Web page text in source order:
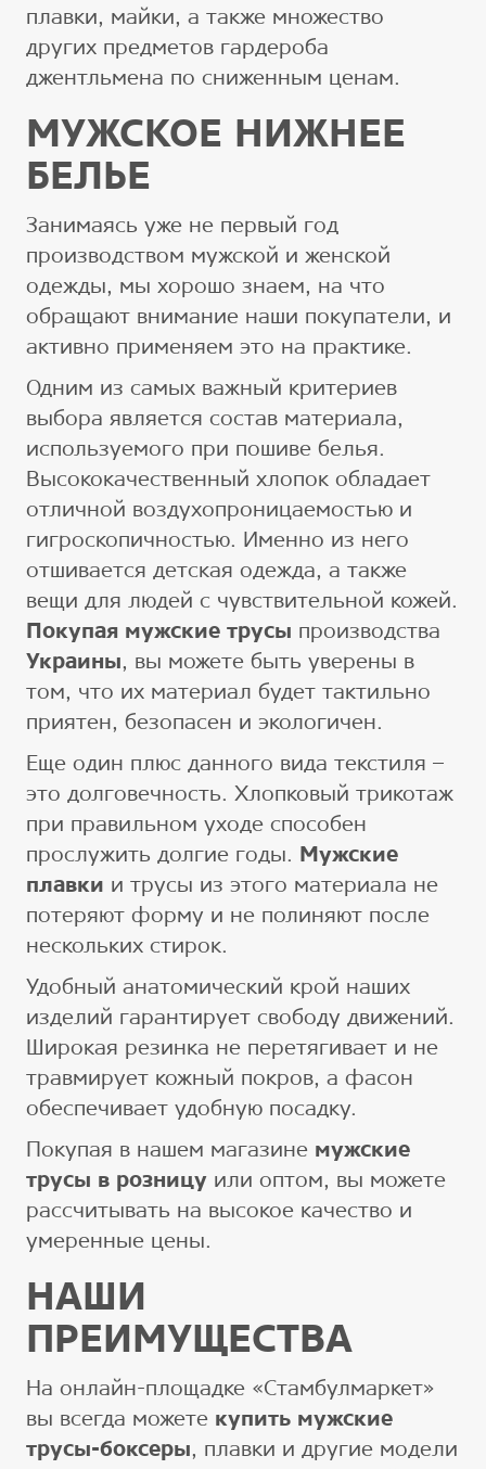
плавки, майки, а также множество
других предметов гардероба
джентльмена по сниженным ценам.
МУЖСКОЕ НИЖНЕЕ
БЕЛЬЕ
Занимаясь уже не первый год
производством мужской и женской
одежды, мы хорошо знаем, на что
обращают внимание наши покупатели, и
активно применяем это на практике.
Одним из самых важный критериев
выбора является состав материала,
используемого при пошиве белья.
Высококачественный хлопок обладает
отличной воздухопроницаемостью и
гигроскопичностью. Именно из него
отшивается детская одежда, а также
вещи для людей с чувствительной кожей.
Покупая мужские трусы производства
Украины, вы можете быть уверены в
том, что их материал будет тактильно
приятен, безопасен и экологичен.
Еще один плюс данного вида текстиля –
это долговечность. Хлопковый трикотаж
при правильном уходе способен
прослужить долгие годы.
Мужские
плавки и трусы из этого материала не
потеряют форму и не полиняют после
нескольких стирок.
Удобный анатомический крой наших
изделий гарантирует свободу движений.
Широкая резинка не перетягивает и не
травмирует кожный покров, а фасон
обеспечивает удобную посадку.
Покупая в нашем магазине мужские
трусы в розницу или оптом, вы можете
рассчитывать на высокое качество и
умеренные цены.
НАШИ
ПРЕИМУЩЕСТВА
На онлайн-площадке «Стамбулмаркет»
вы всегда можете купить мужские
трусы-боксеры, плавки и другие модели